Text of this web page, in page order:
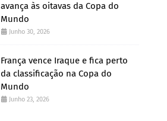
avança às oitavas da Copa do
Mundo
Junho 30, 2026
França vence Iraque e fica perto
da classificação na Copa do
Mundo
Junho 23, 2026